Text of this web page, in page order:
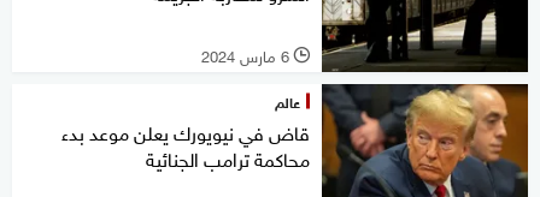
l 6 مارس 2024
عالم
قاض في نيويورك يعلن موعد بدء
محاكمة ترامب الجنائية